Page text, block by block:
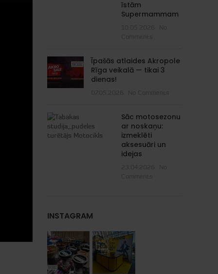
īstām
Supermammam
Īpašās atlaides Akropole
Rīga veikalā — tikai 3
dienas!
Sāc motosezonu
ar noskaņu:
izmeklēti
aksesuāri un
idejas
INSTAGRAM